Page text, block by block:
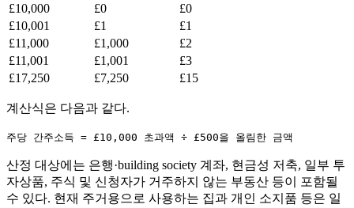
£10,000
£0
£0
£10,001
£1
£1
£11,000
£1,000
£2
£11,001
£1,001
£3
£17,250
£7,250 £15
계산식은 다음과 같다.
주당 간주소득 = £10,000 초과액 ÷ £500을 올림한 금액
산정 대상에는 은행·building society 계좌, 현금성 저축, 일부 투
자상품, 주식 및 신청자가 거주하지 않는 부동산 등이 포함될
수 있다. 현재 주거용으로 사용하는 집과 개인 소지품 등은 일